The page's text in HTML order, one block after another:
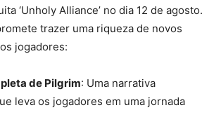
‘Unholy Alliance’ no dia 12 de agosto.
trazer uma riqueza de novos
jogadores:
de Pilgrim: Uma narrativa
leva os jogadores em uma jornada